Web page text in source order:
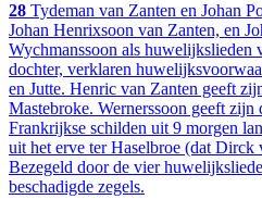
28 Tydeman van Zanten en Johan
Johan Henrixsoon van Zanten, en
Wychmanssoon als huwelijkslieden
dochter, verklaren
en Jutte. Henric van Zanten geeft
Mastebroke. Wernerssoon geeft zijn
Frankrijkse schilden uit 9 morgen
uit het erve ter Haselbroe (dat Dirck
Bezegeld door de vier
beschadigde zegels.